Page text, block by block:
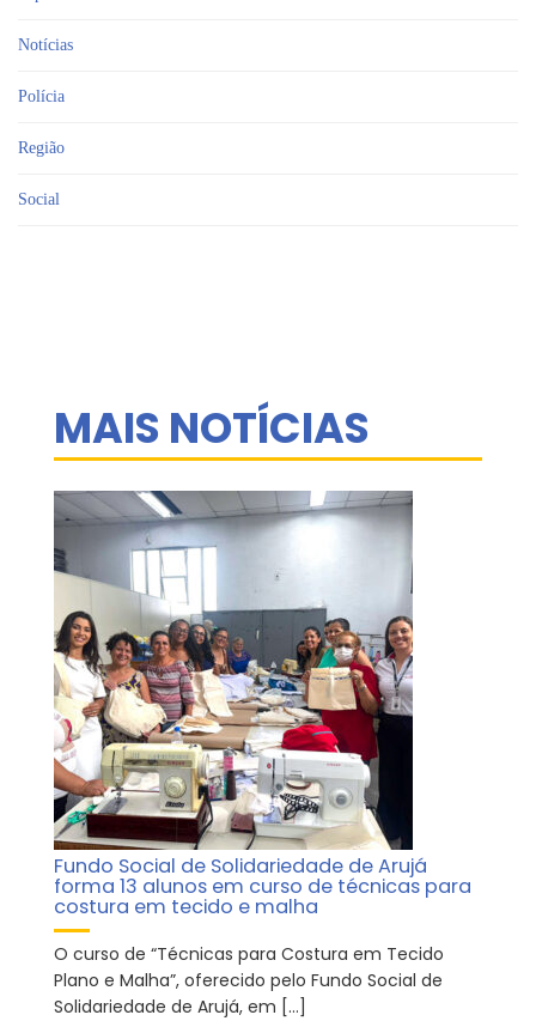
Notícias
Polícia
Região
Social
MAIS NOTÍCIAS
Fundo Social de Solidariedade de Arujá
forma 13 alunos em curso de técnicas para
costura em tecido e malha
O curso de “Técnicas para Costura em Tecido
Plano e Malha”, oferecido pelo Fundo Social de
Solidariedade de Arujá, em […]